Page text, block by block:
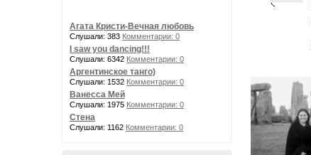
Агата Кристи-Вечная любовь
Слушали: 383 Комментарии: 0
I saw you dancing!!!
Слушали: 6342 Комментарии: 0
Аргентинское танго)
Слушали: 1532 Комментарии: 0
Ванесса Мей
Слушали: 1975 Комментарии: 0
Стена
Слушали: 1162 Комментарии: 0